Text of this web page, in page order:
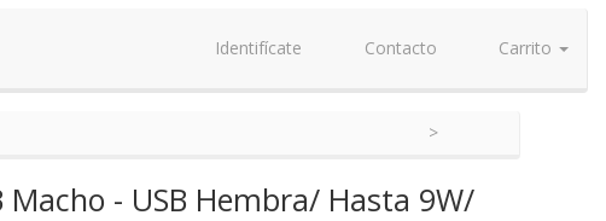
Identifícate Contacto Carrito
Macho - USB Hembra/ Hasta 9W/